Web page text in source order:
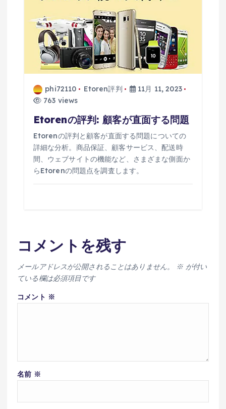
phi72110 Etoren評判
11月 11, 2023
763 views
Etorenの評判: 顧客が直面する問題
Etorenの評判と顧客が直面する問題についての
詳細な分析。商品保証、顧客サービス、配送時
間、ウェブサイトの機能など、さまざまな側面か
らEtorenの問題点を調査します。
コメントを残す
メールアドレスが公開されることはありません。 ※が付い
ている欄は必須項目です
コメント ※
名前 ※